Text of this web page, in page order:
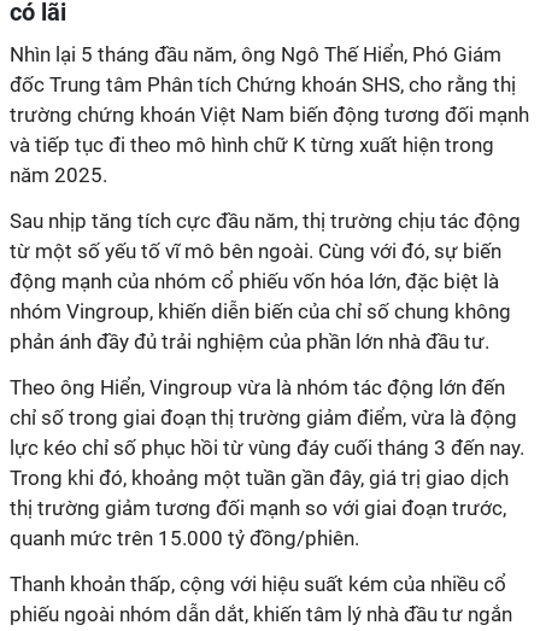
có lãi
Nhìn lại 5 tháng đầu năm, ông Ngô Thế Hiển, Phó Giám
đốc Trung tâm Phân tích Chứng khoán SHS, cho rằng thị
trường chứng khoán Việt Nam biến động tương đối mạnh
và tiếp tục đi theo mô hình chữ K từng xuất hiện trong
năm 2025.
Sau nhịp tăng tích cực đầu năm, thị trường chịu tác động
từ một số yếu tố vĩ mô bên ngoài. Cùng với đó, sự biến
động mạnh của nhóm cổ phiếu vốn hóa lớn, đặc biệt là
nhóm Vingroup, khiến diễn biến của chỉ số chung không
phản ánh đầy đủ trải nghiệm của phần lớn nhà đầu tư.
Theo ông Hiển, Vingroup vừa là nhóm tác động lớn đến
chỉ số trong giai đoạn thị trường giảm điểm, vừa là động
lực kéo chỉ số phục hồi từ vùng đáy cuối tháng 3 đến nay.
Trong khi đó, khoảng một tuần gần đây, giá trị giao dịch
thị trường giảm tương đối mạnh so với giai đoạn trước,
quanh mức trên 15.000 tỷ đồng/phiên.
Thanh khoản thấp, cộng với hiệu suất kém của nhiều cổ
phiếu ngoài nhóm dẫn dắt, khiến tâm lý nhà đầu tư ngắn